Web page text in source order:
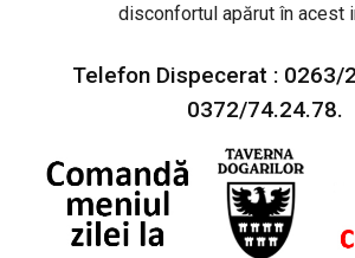
disconfortul apărut în acest
Telefon Dispecerat : 0263/
0372/74.24.78.